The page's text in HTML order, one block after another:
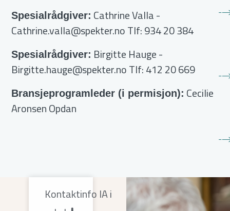
Spesialrådgiver: Cathrine Valla-
Cathrine.valla@spekter.noTlf: 934 20 384
Spesialrådgiver: Birgitte Hauge-
Birgitte.hauge@spekter.noTlf: 412 20 669
Bransjeprogramleder (i permisjon): Cecilie
Aronsen Opdan
Kontaktinfo IA i